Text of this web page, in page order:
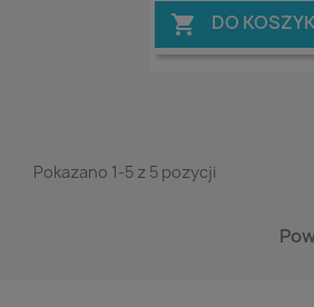
 DO
Pokazano 1-5 z 5 pozycji